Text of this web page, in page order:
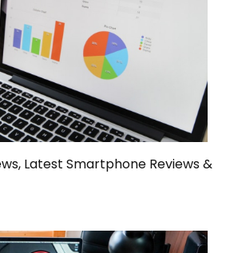
Latest Smartphone Reviews &